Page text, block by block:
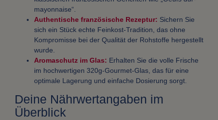
mayonnaise“.
Authentische französische Rezeptur: Sichern Sie
sich ein Stück echte Feinkost-Tradition, das ohne
Kompromisse bei der Qualität der Rohstoffe hergestellt
wurde.
Aromaschutz im Glas: Erhalten Sie die volle Frische
im hochwertigen 320g-Gourmet-Glas, das für eine
optimale Lagerung und einfache Dosierung sorgt.
Deine Nährwertangaben im
Überblick